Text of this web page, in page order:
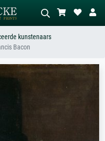
Beschrijf de scène – bijv. groene
weide, abstract met veel rood, donker
kunstenaars
Bacon